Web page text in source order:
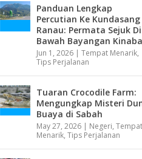
Panduan Lengkap
Percutian Ke Kundasang
Ranau: Permata Sejuk Di
Bawah Bayangan
Jun 1, 2026 |Tempat Menarik,
Tips Perjalanan
Tuaran Crocodile Farm:
Mengungkap Misteri
Buaya di Sabah
May 27, 2026 | Negeri,Tempat
Menarik,Tips Perjalanan